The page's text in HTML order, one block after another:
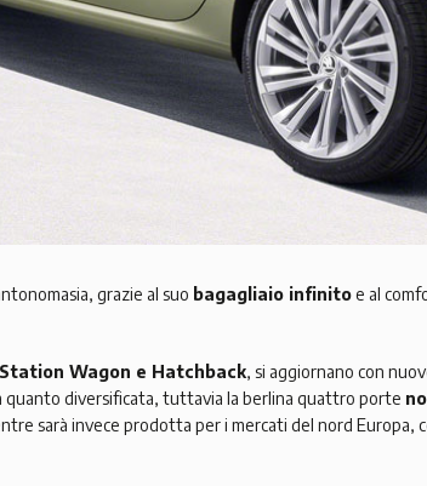
grazie al suo bagagliaio infinitoe al
Station Wagon e Hatchback, si aggiornano con
quanto diversificata, tuttavia la berlina quattro porte
sarà invece prodotta per i mercati del nord Europa,